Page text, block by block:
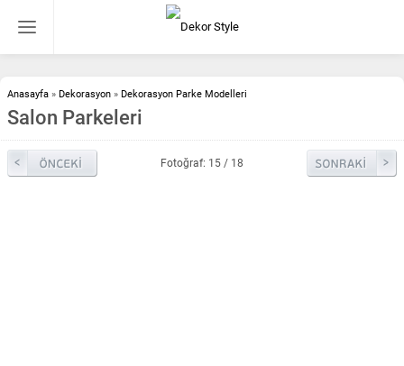
Anasayfa » Dekorasyon » Dekorasyon Parke Modelleri
Salon Parkeleri
Fotoğraf: 15 / 18